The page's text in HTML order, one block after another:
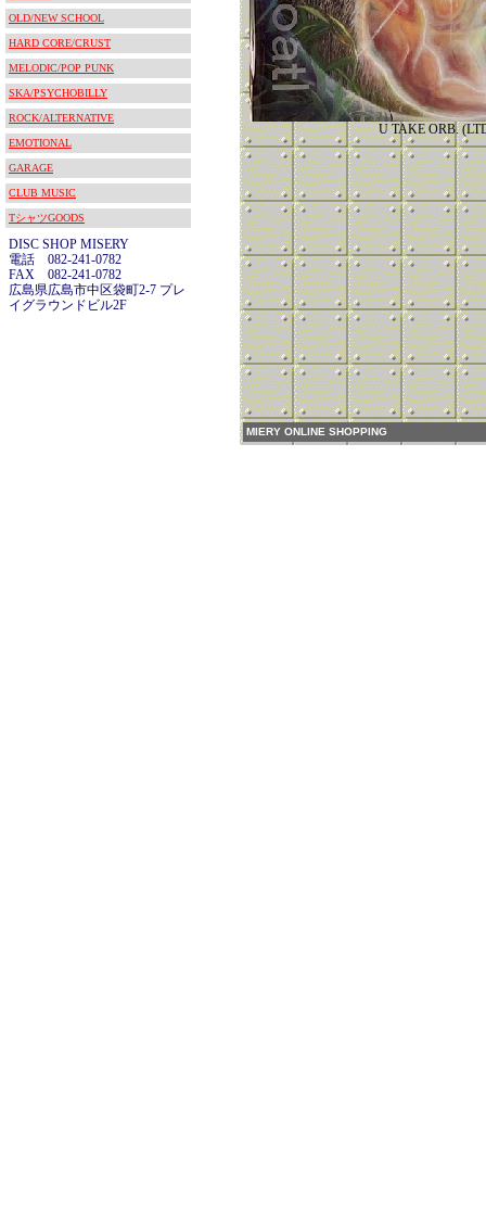
OLD/NEW SCHOOL
HARD CORE/CRUST
MELODIC/POP PUNK
SKA/PSYCHOBILLY
ROCK/ALTERNATIVE
EMOTIONAL
GARAGE
CLUB MUSIC
TシャツGOODS
DISC SHOP MISERY
電話 082-241-0782
FAX 082-241-0782
広島県広島市中区袋町2-7 プレ
イグラウンドビル2F
U TAKE ORB.
MIERY ONLINE SHOPPING